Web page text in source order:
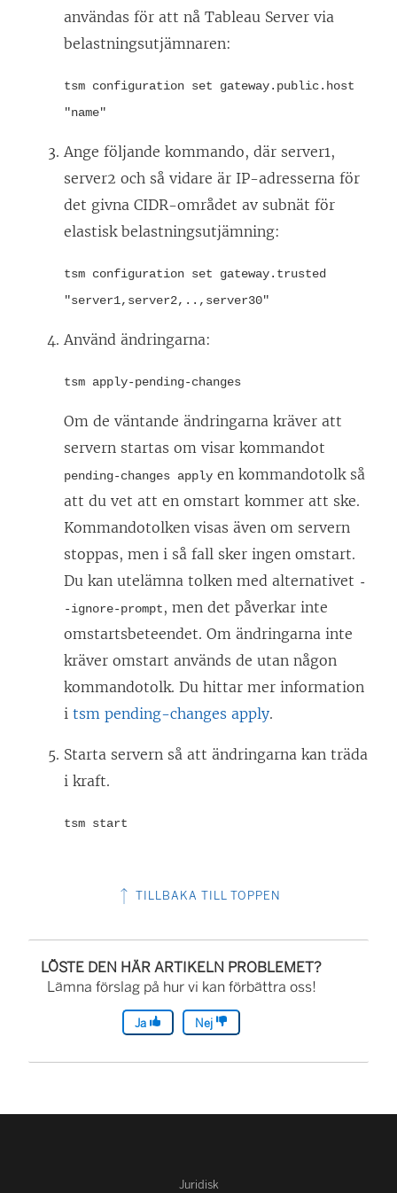
användas för att nå Tableau Server via
belastningsutjämnaren:
tsm configuration set gateway.public.host
"name"
Ange följande kommando, där server1,
server2 och så vidare är IP-adresserna för
det givna CIDR-området av subnät för
elastisk belastningsutjämning:
tsm configuration set gateway.trusted
"server1,server2,..,server30"
Använd ändringarna:
tsm apply-pending-changes
Om de väntande ändringarna kräver att
servern startas om visar kommandot
pending-changes apply en kommandotolk så
att du vet att en omstart kommer att ske.
Kommandotolken visas även om servern
stoppas, men i så fall sker ingen omstart.
Du kan utelämna tolken med alternativet -
-ignore-prompt, men det påverkar inte
omstartsbeteendet. Om ändringarna inte
kräver omstart används de utan någon
kommandotolk. Du hittar mer information
i tsm pending-changes apply.
Starta servern så att ändringarna kan träda
i kraft.
tsm start
TILLBAKA TILL TOPPEN
LÖSTE DEN HÄR ARTIKELN PROBLEMET?
Lämna förslag på hur vi kan förbättra oss!
Ja Nej
Juridisk